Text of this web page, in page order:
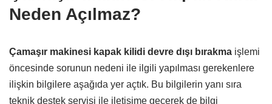
Neden Açılmaz?
Çamaşır makinesi kapak kilidi devre dışı bırakma işlemi
öncesinde sorunun nedeni ile ilgili yapılması gerekenlere
ilişkin bilgilere aşağıda yer açtık. Bu bilgilerin yanı sıra
teknik destek servisi ile iletişime geçerek de bilgi